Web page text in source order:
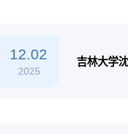
12.02
2025
吉林大学